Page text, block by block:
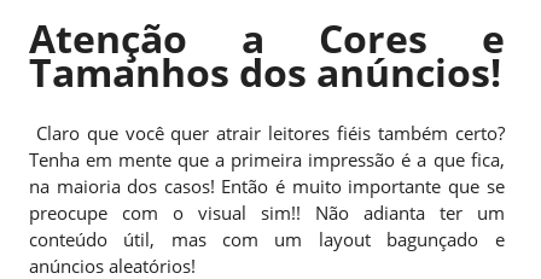
Atenção a Cores e
Tamanhos dos anúncios!
Claro que você quer atrair leitores fiéis também certo?
Tenha em mente que a primeira impressão é a que fica,
na maioria dos casos! Então é muito importante que se
preocupe com o visual sim!! Não adianta ter um
conteúdo útil, mas com um layout bagunçado e
anúncios aleatórios!